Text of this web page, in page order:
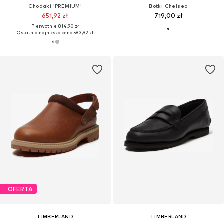
Chodaki 'PREMIUM'
651,92 zł
Pierwotnie: 814,90 zł
Ostatnia najniższa cena:583,92 zł
Botki Chelsea
719,00 zł
OFERTA
TIMBERLAND
TIMBERLAND